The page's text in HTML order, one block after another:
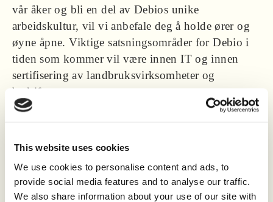
This website uses cookies
We use cookies to personalise content and ads, to
provide social media features and to analyse our traffic.
We also share information about your use of our site with
vår åker og bli en del av Debios unike
arbeidskultur, vil vi anbefale deg å holde ører og
øyne åpne. Viktige satsningsområder for Debio i
tiden som kommer vil være innen IT og innen
sertifisering av landbruksvirksomheter og
bedrifter.
Vi har for tiden ledig stilling som kvalitetsrevisor.